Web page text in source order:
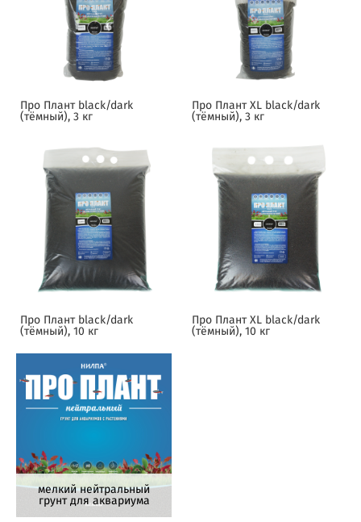
Про Плант black/dark
(тёмный), 3 кг
Про Плант XL black/dark
(тёмный), 3 кг
Про Плант black/dark
(тёмный), 10 кг
Про Плант XL black/dark
(тёмный), 10 кг
мелкий нейтральный
грунт для аквариума